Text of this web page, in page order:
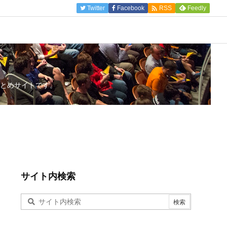
Twitter Facebook  RSS Feedly
めサイトです。
サイト内検索